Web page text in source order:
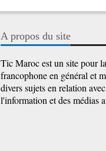
A propos du site
Tic Maroc est un site pour
francophone en général et
divers sujets en relation
l'information et des médias